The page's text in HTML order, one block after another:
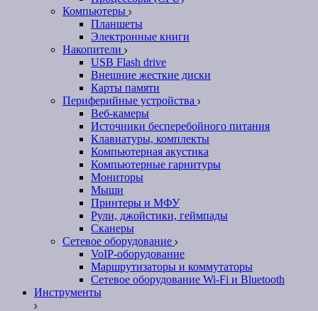
Компьютеры
Планшеты
Электронные книги
Накопители
USB Flash drive
Внешние жесткие диски
Карты памяти
Периферийные устройства
Веб-камеры
Источники бесперебойного питания
Клавиатуры, комплекты
Компьютерная акустика
Компьютерные гарнитуры
Мониторы
Мыши
Принтеры и МФУ
Рули, джойстики, геймпады
Сканеры
Сетевое оборудование
VoIP-оборудование
Маршрутизаторы и коммутаторы
Сетевое оборудование Wi-Fi и Bluetooth
Инструменты